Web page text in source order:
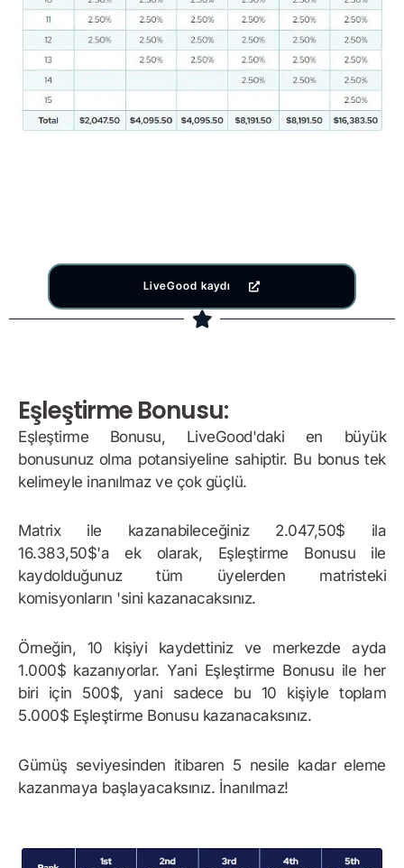
LiveGood kaydı
Eşleştirme Bonusu:
Eşleştirme Bonusu, LiveGood'daki en büyük
bonusunuz olma potansiyeline sahiptir. Bu bonus tek
kelimeyle inanılmaz ve çok güçlü.
Matrix ile kazanabileceğiniz 2.047,50$ ila
16.383,50$'a ek olarak, Eşleştirme Bonusu ile
kaydolduğunuz tüm üyelerden matristeki
komisyonların 'sini kazanacaksınız.
Örneğin, 10 kişiyi kaydettiniz ve merkezde ayda
1.000$ kazanıyorlar. Yani Eşleştirme Bonusu ile her
biri için 500$, yani sadece bu 10 kişiyle toplam
5.000$ Eşleştirme Bonusu kazanacaksınız.
Gümüş seviyesinden itibaren 5 nesile kadar eleme
kazanmaya başlayacaksınız. İnanılmaz!